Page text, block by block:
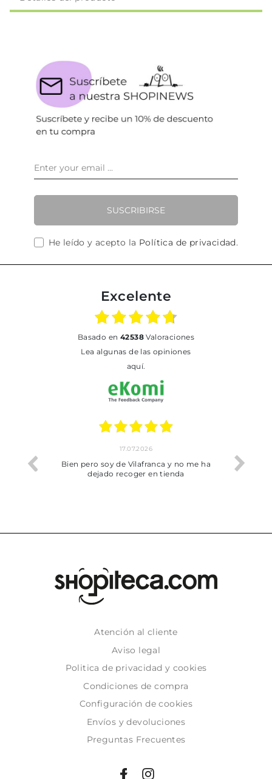
SUSCRIBIRSE
He leído y acepto la Política de privacidad.
Excelente
basado en 42538Valoraciones
Lea algunas de las opiniones
aquí.
trobat
17.07.2026
Bien pero soy de Vilafranca y no me ha
dejado recoger en tienda
Atención al cliente
Aviso legal
Politica de privacidad y cookies
Condiciones de compra
Configuración de cookies
Envíos y devoluciones
Preguntas Frecuentes